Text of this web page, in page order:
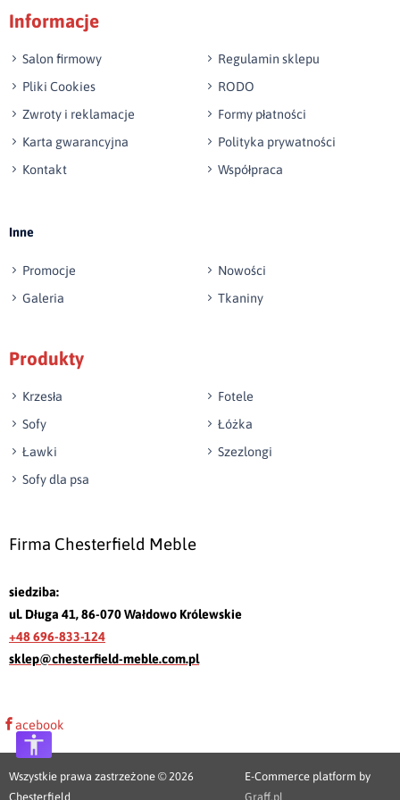
Wyślij opinię
Informacje
Salon firmowy
Regulamin sklepu
Pliki Cookies
RODO
Zwroty i reklamacje
Formy płatności
Karta gwarancyjna
Polityka prywatności
Kontakt
Współpraca
Inne
Promocje
Nowości
Galeria
Tkaniny
Produkty
Krzesła
Fotele
Sofy
Łóżka
Ławki
Szezlongi
Sofy dla psa
Firma Chesterfield Meble
siedziba:
ul. Długa 41, 86-070 Wałdowo Królewskie
+48 696-833-124
sklep@chesterfield-meble.com.pl
acebook
Wszystkie prawa zastrzeżone © 2026
Chesterfield
E-Commerce platform by
Graff.pl